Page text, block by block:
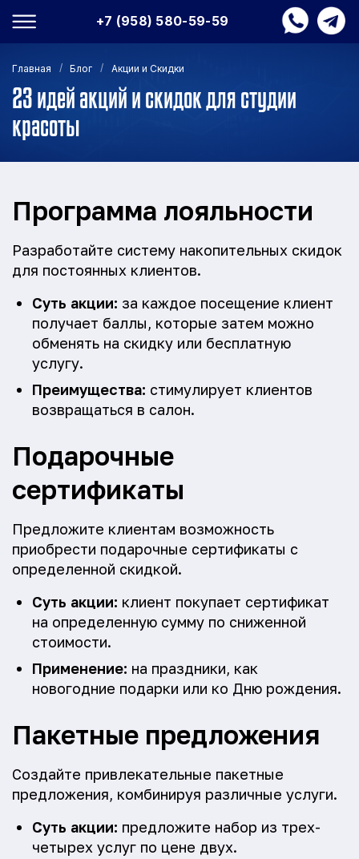
+7 (958) 580-59-59
Главная / Блог / Акции и Скидки
23 идей акций и скидок для студии
красоты
Программа лояльности
Разработайте систему накопительных скидок
для постоянных клиентов.
Суть акции: за каждое посещение клиент
получает баллы, которые затем можно
обменять на скидку или бесплатную
услугу.
Преимущества: стимулирует клиентов
возвращаться в салон.
Подарочные
сертификаты
Предложите клиентам возможность
приобрести подарочные сертификаты с
определенной скидкой.
Суть акции: клиент покупает сертификат
на определенную сумму по сниженной
стоимости.
Применение: на праздники, как
новогодние подарки или ко Дню рождения.
Пакетные предложения
Создайте привлекательные пакетные
предложения, комбинируя различные услуги.
Суть акции: предложите набор из трех-
четырех услуг по цене двух.